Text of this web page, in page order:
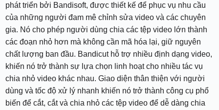
phát triển bởi Bandisoft, được thiết kế để phục vụ nhu cầu
của những người đam mê chỉnh sửa video và các chuyên
gia. Nó cho phép người dùng chia các tệp video lớn thành
các đoạn nhỏ hơn mà không cần mã hóa lại, giữ nguyên
chất lượng ban đầu. Bandicut hỗ trợ nhiều định dạng video,
khiến nó trở thành sự lựa chọn linh hoạt cho nhiều tác vụ
chia nhỏ video khác nhau. Giao diện thân thiện với người
dùng và tốc độ xử lý nhanh khiến nó trở thành công cụ phổ
biến để cắt, cắt và chia nhỏ các tệp video để dễ dàng chia